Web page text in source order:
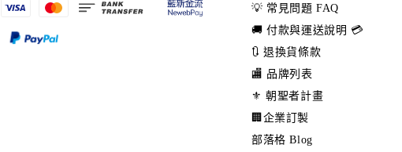
💡 常見問題 FAQ
🚚 付款與運送說明 💳
🔃 退換貨條款
🏬 品牌列表
⚜️ 朝聖者計畫
🏢企業訂製
部落格 Blog